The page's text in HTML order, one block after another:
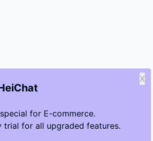
for E-commerce.
trial for all upgraded features.
X
Inc. All rights reserved.
that want faster answers and cleaner